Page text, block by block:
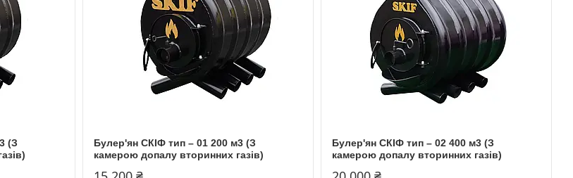
(З
Булер'ян СКІФ тип – 01 200 м3 (З
камерою допалу вторинних газів)
Булер'ян СКІФ тип – 02 400 м3 (З
камерою допалу вторинних газів)